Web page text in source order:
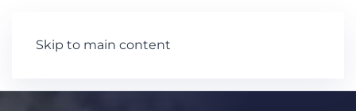
Skip to main content